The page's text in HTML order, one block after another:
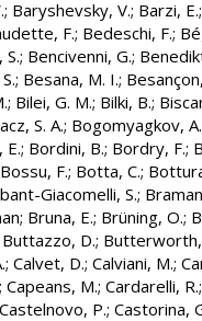
; Baryshevsky, V.; Barzi, E.
F.; Bedeschi, F.;
; Bencivenni, G.;
; Besana, M. I.;
; Bilei, G. M.; Bilki, B.;
S. A.; Bogomyagkov, A.
E.; Bordini, B.; Bordry, F.;
Bossu, F.; Botta, C.;
Giacomelli, S.;
; Bruna, E.; Brüning, O.;
Buttazzo, D.;
; Calvet, D.; Calviani, M.;
; Capeans, M.; Cardarelli, R.
Castelnovo, P.; Castorina,